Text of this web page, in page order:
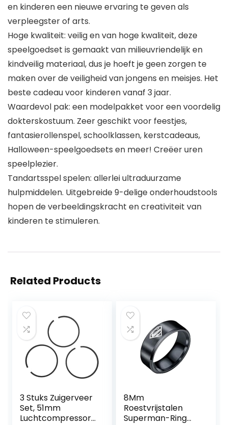
en kinderen een nieuwe ervaring te geven als
verpleegster of arts.
Hoge kwaliteit: veilig en van hoge kwaliteit, deze
speelgoedset is gemaakt van milieuvriendelijk en
kindveilig materiaal, dus je hoeft je geen zorgen te
maken over de veiligheid van jongens en meisjes. Het
beste cadeau voor kinderen vanaf 3 jaar.
Waardevol pak: een modelpakket voor een voordelig
dokterskostuum. Zeer geschikt voor feestjes,
fantasierollenspel, schoolklassen, kerstcadeaus,
Halloween-speelgoedsets en meer! Creëer uren
speelplezier.
Tandartsspel spelen: allerlei ultraduurzame
hulpmiddelen. Uitgebreide 9-delige onderhoudstools
hopen de verbeeldingskracht en creativiteit van
kinderen te stimuleren.
Related Products
3 Stuks Zuigerveer
Set, 51mm
Luchtcompressor
8Mm
Roestvrijstalen
Superman-Ring